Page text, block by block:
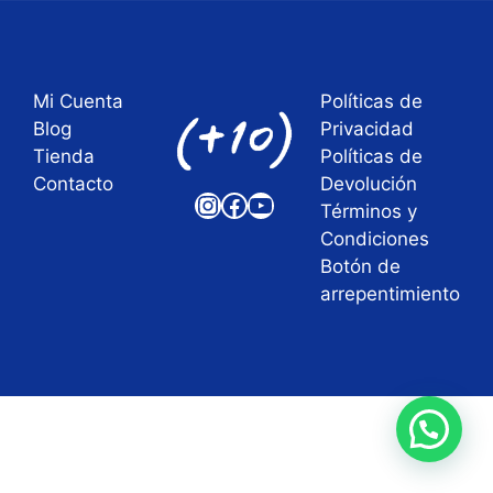
Mi Cuenta
Blog
Tienda
Contacto
Instagram
Facebook
YouTube
Políticas de
Privacidad
Políticas de
Devolución
Términos y
Condiciones
Botón de
arrepentimiento
Finalizar Compra